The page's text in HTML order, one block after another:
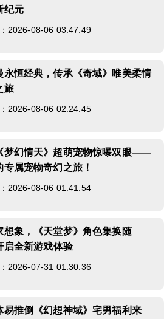
纪元
2026-08-06 03:47:49
永恒经典，传承《奇域》唯美柔情
旅
2026-08-06 02:24:45
梦幻情天》超萌宠物惊曝双眼——
专属宠物奇幻之旅！
2026-08-06 01:41:54
想象，《天堂梦》角色集换随
启全新游戏体验
2026-07-31 01:30:36
易推倒《幻想神域》宅男福利来